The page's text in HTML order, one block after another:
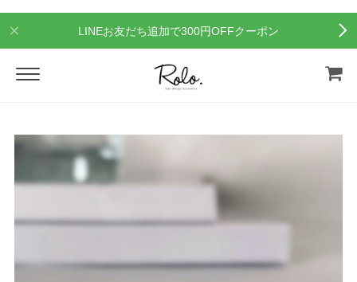
LINEお友だち追加で300円OFFクーポン